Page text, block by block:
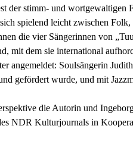
der stimm- und wortgewaltigen
spielend leicht zwischen
die vier Sängerinnen von
mit dem sie international
angemeldet: Soulsängerin
gefördert wurde, und mit
die Autorin und
NDR Kulturjournals in